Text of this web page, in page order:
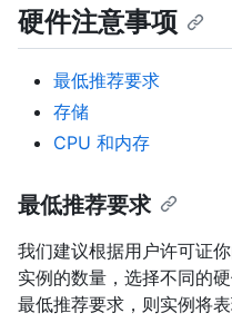
硬件注意事项
最低推荐要求
存储
CPU 和内存
最低推荐要求
我们建议根据用户许可证
实例的数量，选择不同的
最低推荐要求，则实例将